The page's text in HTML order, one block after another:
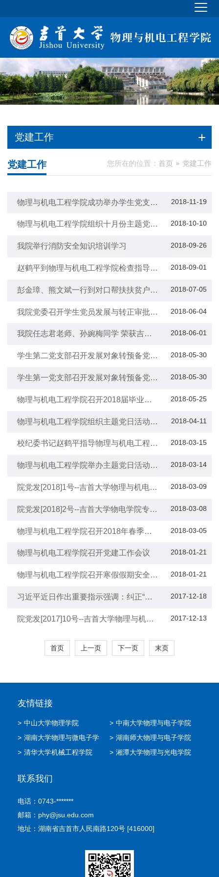
党建工作
您所在的位置： 首页 党建工作
党建工作
2018-11-19
物理与机电工程学院成功举办学生党支部
2018-10-10
物理与机电工程学院组织十月份主题党日
员
2018-09-26
我院举行消防安全知识培训学习
2018-09-01
赵鹤平到物理与机电工程学院检查指导开
2018-07-05
彭金璋、熊文斌一行到对口帮扶扶贫户家
2018-06-04
我院党委召开学生党员发展与转正审批会
2018-06-01
我院任志君老师、孙婉梅同学 荣获吉首
2018-05-30
学生第二党支部召开发展对象转预备党员
2018-05-30
学生第一党支部召开发展对象转预备党员
2018-05-25
物理与机电工程学院召开2018届毕业生
2018-04-11
物理与机电工程学院组织主题党日活动学
治党视频会议精神
2018-03-15
校纪委书记赵鹤平指导物理与机电工程学
2018-03-14
物理与机电工程学院举办主题党日活动宣
2018-03-09
院党发[2018]1号--吉首大学物理与机电工
方案
2018-03-08
院党发[2018]2号--吉首大学物电学院专题
2018-03-05
物理与机电工程学院召开2018年春季开
2018-01-21
物理与机电工程学院召开党建工作会议
2018-01-21
物理与机电工程学院召开寒假假期安全工
2017-12-18
习近平近日作出重要指示强调：纠正“四
2017-12-13
院党发[2017]10号--吉首大学物理与机电
首页 上一页 下一页 末页
友情链接
> 中山大学物理学院 > 中南大学物理与电子学院
> 湖南大学物理与微电子学
院
> 湖南师大物理与电子学院
> 清华大学机械工程学院 > 湘潭大学物理与光电学院
联系我们
电话：0743-*******
邮箱：phy@jsu.edu.com
地址：湖南省吉首市人民南路120号 [416000]